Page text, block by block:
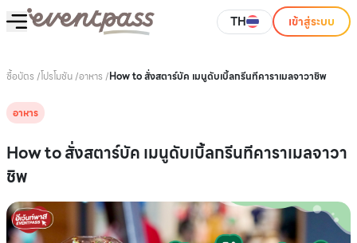
TH เข้าสู่ระบบ
ซื้อบัตร /โปรโมชัน/อาหาร /How to สั่งสตาร์บัค เมนูดับเบิ้ลกรีนทีคาราเมลจาวาชิพ
อาหาร
How to สั่งสตาร์บัค เมนูดับเบิ้ลกรีนทีคาราเมลจาวา
ชิพ